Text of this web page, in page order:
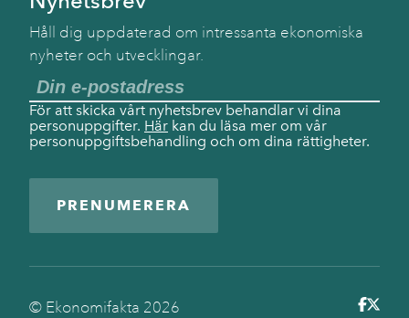
Håll dig uppdaterad om intressanta ekonomiska
nyheter och utvecklingar.
För att skicka vårt nyhetsbrev behandlar vi dina
personuppgifter. Här kan du läsa mer om vår
personuppgiftsbehandling och om dina rättigheter.
PRENUMERERA
© Ekonomifakta 2026